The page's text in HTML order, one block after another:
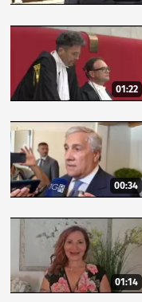
01:22
00:34
01:14